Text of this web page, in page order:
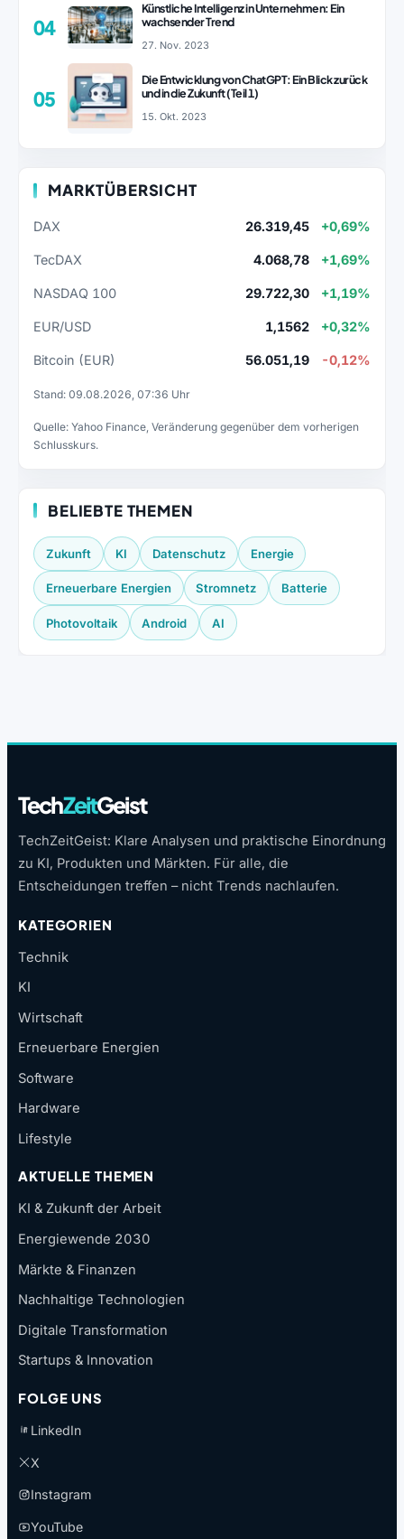
04
Künstliche Intelligenz in Unternehmen: Ein
wachsender Trend
27. Nov. 2023
05
Die Entwicklung von ChatGPT: Ein Blick zurück
und in die Zukunft (Teil 1)
15. Okt. 2023
MARKTÜBERSICHT
DAX 26.319,45 +0,69%
TecDAX 4.068,78 +1,69%
NASDAQ 100 29.722,30 +1,19%
EUR/USD 1,1562 +0,32%
Bitcoin (EUR) 56.051,19 -0,12%
Stand: 09.08.2026, 07:36 Uhr
Quelle: Yahoo Finance, Veränderung gegenüber dem vorherigen
Schlusskurs.
BELIEBTE THEMEN
Zukunft KI Datenschutz Energie
Erneuerbare Energien Stromnetz Batterie
Photovoltaik Android AI
TechZeitGeist
TechZeitGeist: Klare Analysen und praktische Einordnung
zu KI, Produkten und Märkten. Für alle, die
Entscheidungen treffen – nicht Trends nachlaufen.
KATEGORIEN
Technik
KI
Wirtschaft
Erneuerbare Energien
Software
Hardware
Lifestyle
AKTUELLE THEMEN
KI & Zukunft der Arbeit
Energiewende 2030
Märkte & Finanzen
Nachhaltige Technologien
Digitale Transformation
Startups & Innovation
FOLGE UNS
LinkedIn
X
Instagram
YouTube